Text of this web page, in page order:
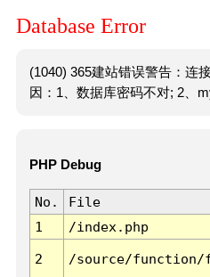
Database Error
(1040) 365建站错误警告：连
因：1、数据库密码不对; 2、
PHP Debug
No. File
1
/index.php
2 /source/function/